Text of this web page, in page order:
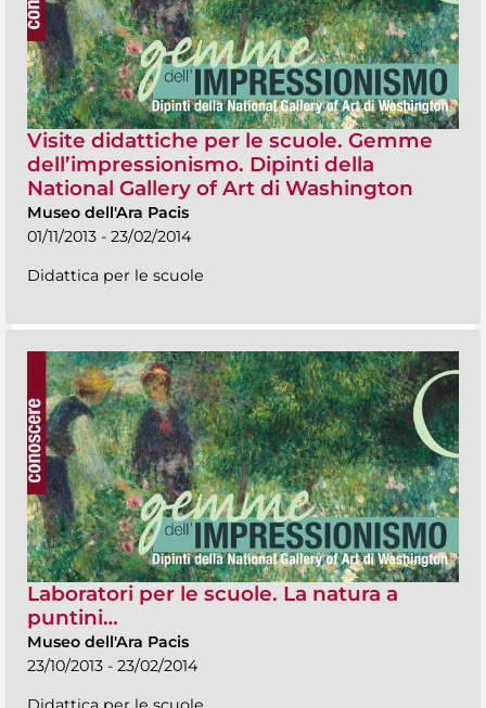
Visite didattiche per le scuole. Gemme
dell’impressionismo. Dipinti della
National Gallery of Art di Washington
Museo dell'Ara Pacis
01/11/2013 - 23/02/2014
Didattica per le scuole
Laboratori per le scuole. La natura a
puntini…
Museo dell'Ara Pacis
23/10/2013 - 23/02/2014